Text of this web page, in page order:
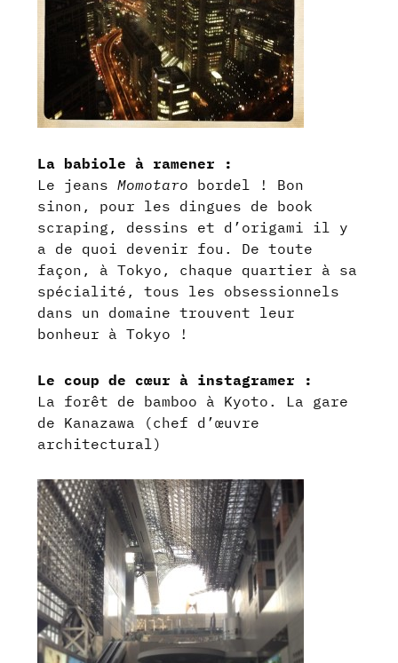
La babiole à ramener :
Le jeansMomotaro bordel ! Bon
sinon, pour les dingues de book
scraping, dessins et d’origami il y
a de quoi devenir fou. De toute
façon, à Tokyo, chaque quartier à sa
spécialité, tous les obsessionnels
dans un domaine trouvent leur
bonheur à Tokyo !
Le coup de cœur à instagramer :
La forêt de bamboo à Kyoto. La gare
de Kanazawa (chef d’œuvre
architectural)